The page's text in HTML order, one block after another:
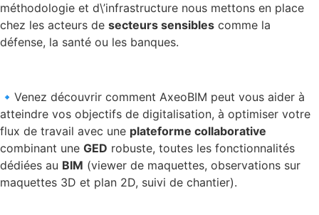
méthodologie et d\’infrastructure nous mettons en place
chez les acteurs de secteurs sensibles comme la
défense, la santé ou les banques.
🔹Venez découvrir comment AxeoBIM peut vous aider à
atteindre vos objectifs de digitalisation, à optimiser votre
flux de travail avec une plateforme collaborative
combinant une GED robuste, toutes les fonctionnalités
dédiées au BIM (viewer de maquettes, observations sur
maquettes 3D et plan 2D, suivi de chantier).